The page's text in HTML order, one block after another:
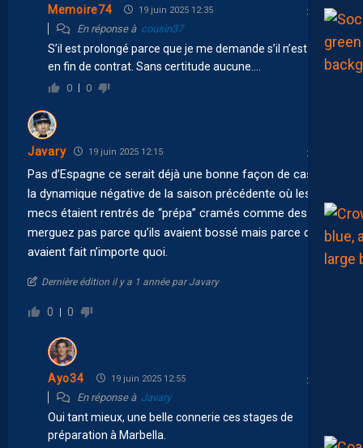
Memoire74 19 juin 2025 12:35
En réponse à cousin37
S’il est prolongé parce que je me demande s’il n’est pas
en fin de contrat. Sans certitude aucune….
0 0
Javary 19 juin 2025 12:15
Pas d’Espagne ce serait déjà une bonne façon de casser
la dynamique négative de la saison précédente où les
mecs étaient rentrés de “prépa” cramés comme des
merguez pas parce qu’ils avaient bossé mais parce qu’ils
avaient fait n’importe quoi.
Dernière édition il y a 1 année par Javary
0 0
Ayo34 19 juin 2025 12:55
En réponse à Javary
Oui tant mieux, une belle connerie ces stages de
préparation à Marbella.